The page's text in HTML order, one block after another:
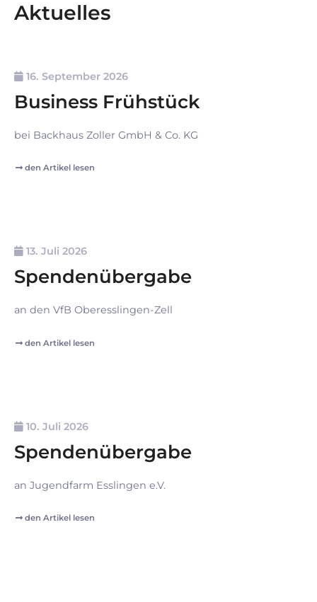
Aktuelles
16. September 2026
Business Frühstück
bei Backhaus Zoller GmbH & Co. KG
den Artikel lesen
13. Juli 2026
Spendenübergabe
an den VfB Oberesslingen-Zell
den Artikel lesen
10. Juli 2026
Spendenübergabe
an Jugendfarm Esslingen e.V.
den Artikel lesen